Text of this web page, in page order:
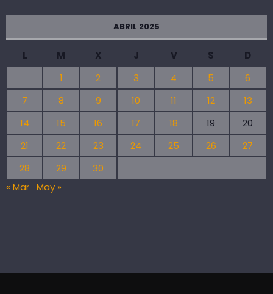
ABRIL 2025
L M X J V S
D
1
2 3 4 5
6
7
8 9 10 11 12
13
14
15 16 17 18 19
20
21
22 23 24 25 26
27
28
29
30
« Mar May »